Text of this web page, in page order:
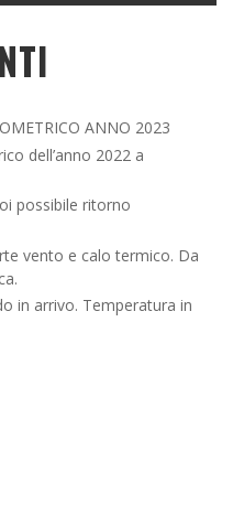
ANNO 2023
dell’anno 2022 a
possibile ritorno
vento e calo termico. Da
in arrivo. Temperatura in